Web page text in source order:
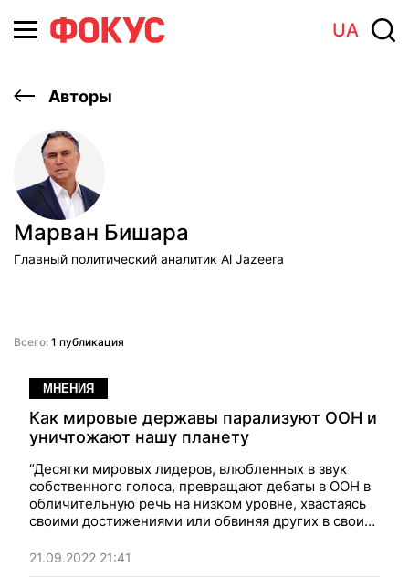
UA
Авторы
Марван Бишара
Главный политический аналитик Al Jazeera
Всего: 1 публикация
МНЕНИЯ
Как мировые державы парализуют ООН и
уничтожают нашу планету
“Десятки мировых лидеров, влюбленных в звук
собственного голоса, превращают дебаты в ООН в
обличительную речь на низком уровне, хвастаясь
своими достижениями или обвиняя других в своих
21.09.2022 21:41